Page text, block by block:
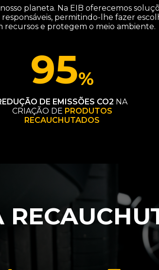
planeta. Na EIB oferecemos
permitindo-lhe fazer
recursos e protegem o meio ambiente.
95%
DE EMISSÕES CO2 NA
CRIAÇÃO DE PRODUTOS
RECAUCHUTADOS